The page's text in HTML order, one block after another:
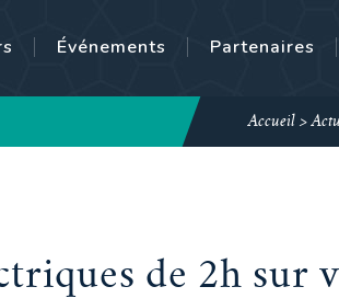
Événements Partenaires
Accueil >
de 2h sur